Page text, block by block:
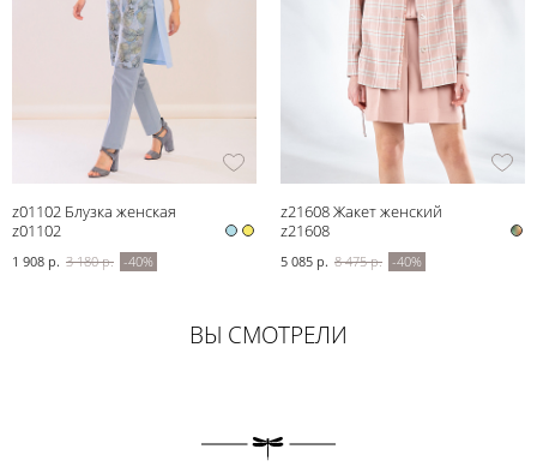
z01102 Блузка женская
z01102
1 908 р. 3 180 р. -40%
z21608 Жакет женский
z21608
5 085 р. 8 475 р. -40%
ВЫ СМОТРЕЛИ